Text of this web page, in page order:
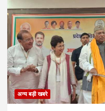
अन्य बड़ी खबरे